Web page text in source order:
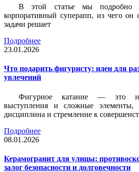
В этой статье мы подробно
корпоративный суперапп, из чего он
задачи решает
Подробнее
23.01.2026
Что подарить фигуристу: идеи для
увлечений
Фигурное катание — это
выступления и сложные
дисциплина и стремление к
Подробнее
08.01.2026
Керамогранит для улицы:
залог безопасности и долговечности